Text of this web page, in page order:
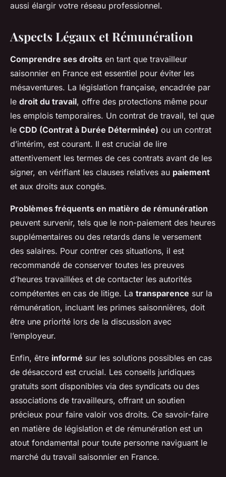
aussi élargir votre réseau professionnel.
Aspects Légaux et Rémunération
Comprendre ses droits en tant que travailleur
saisonnier en France est essentiel pour éviter les
mésaventures. La législation française, encadrée par
le droit du travail, offre des protections même pour
les emplois temporaires. Un contrat de travail, tel que
le CDD (Contrat à Durée Déterminée) ou un contrat
d’intérim, est courant. Il est crucial de lire
attentivement les termes de ces contrats avant de les
signer, en vérifiant les clauses relatives au paiement
et aux droits aux congés.
Problèmes fréquents en matière de rémunération
peuvent survenir, tels que le non-paiement des heures
supplémentaires ou des retards dans le versement
des salaires. Pour contrer ces situations, il est
recommandé de conserver toutes les preuves
d’heures travaillées et de contacter les autorités
compétentes en cas de litige. La transparence sur la
rémunération, incluant les primes saisonnières, doit
être une priorité lors de la discussion avec
l’employeur.
Enfin, être informé sur les solutions possibles en cas
de désaccord est crucial. Les conseils juridiques
gratuits sont disponibles via des syndicats ou des
associations de travailleurs, offrant un soutien
précieux pour faire valoir vos droits. Ce savoir-faire
en matière de législation et de rémunération est un
atout fondamental pour toute personne naviguant le
marché du travail saisonnier en France.